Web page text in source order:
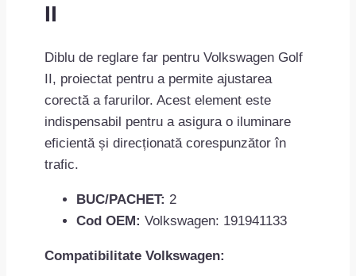
II
Diblu de reglare far pentru Volkswagen Golf
II, proiectat pentru a permite ajustarea
corectă a farurilor. Acest element este
indispensabil pentru a asigura o iluminare
eficientă și direcționată corespunzător în
trafic.
BUC/PACHET: 2
Cod OEM: Volkswagen: 191941133
Compatibilitate Volkswagen: